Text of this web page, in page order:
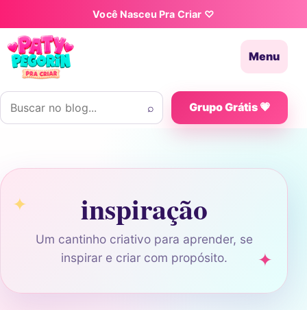
Pular para o conteúdoVocê Nasceu Pra Criar ♡
Menu
Buscar por:
⌕ Grupo Grátis 💗
inspiração
Um cantinho criativo para aprender, se
inspirar e criar com propósito.